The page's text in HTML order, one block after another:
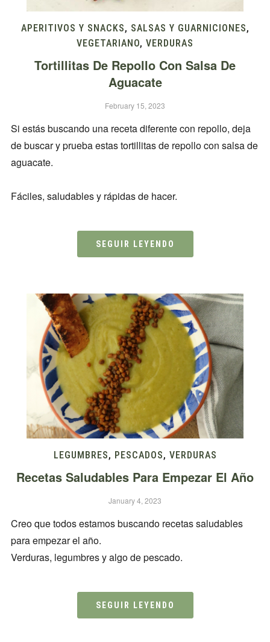
APERITIVOS Y SNACKS, SALSAS Y GUARNICIONES,
VEGETARIANO, VERDURAS
Tortillitas De Repollo Con Salsa De
Aguacate
February 15, 2023
Si estás buscando una receta diferente con repollo, deja
de buscar y prueba estas tortillitas de repollo con salsa de
aguacate.
Fáciles, saludables y rápidas de hacer.
SEGUIR LEYENDO
LEGUMBRES, PESCADOS, VERDURAS
Recetas Saludables Para Empezar El Año
January 4, 2023
Creo que todos estamos buscando recetas saludables
para empezar el año.
Verduras, legumbres y algo de pescado.
SEGUIR LEYENDO